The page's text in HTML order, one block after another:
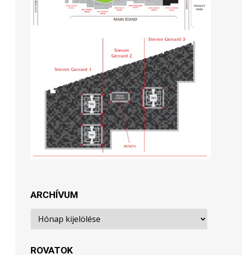
ARCHÍVUM
Archívum
ROVATOK